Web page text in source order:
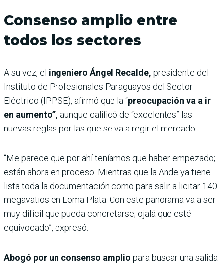
Consenso amplio entre
todos los sectores
A su vez, el ingeniero Ángel Recalde, presidente del
Instituto de Profesionales Paraguayos del Sector
Eléctrico (IPPSE), afirmó que la “preocupación va a ir
en aumento”, aunque calificó de “excelentes” las
nuevas reglas por las que se va a regir el mercado.
“Me parece que por ahí teníamos que haber empezado;
están ahora en proceso. Mientras que la Ande ya tiene
lista toda la documentación como para salir a licitar 140
megavatios en Loma Plata. Con este panorama va a ser
muy difícil que pueda concretarse; ojalá que esté
equivocado”, expresó.
Abogó por un consenso amplio para buscar una salida